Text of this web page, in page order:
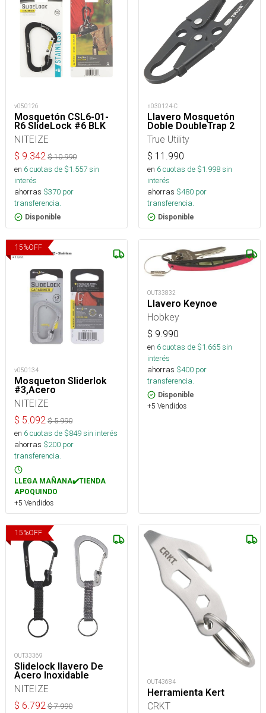
v050126
Mosquetón CSL6-01-
R6 SlideLock #6 BLK
NITEIZE
$ 9.342 $10.990
en 6cuotas de $1.557sin
interés
ahorras $370 por
transferencia.
Disponible
n030124-C
Llavero Mosquetón
Doble DoubleTrap 2
True Utility
$ 11.990
en 6cuotas de $1.998sin
interés
ahorras $480 por
transferencia.
Disponible
15%OFF
v050134
Mosqueton Sliderlok
#3,Acero
NITEIZE
$ 5.092 $5.990
en 6cuotas de $849sin interés
ahorras $200 por
transferencia.
LLEGA MAÑANA✔️TIENDA
APOQUINDO
+5 Vendidos
OUT33832
Llavero Keynoe
Hobkey
$ 9.990
en 6cuotas de $1.665sin
interés
ahorras $400 por
transferencia.
Disponible
+5 Vendidos
15%OFF
OUT33369
Slidelock llavero De
Acero Inoxidable
NITEIZE
$ 6.792 $7.990
OUT43684
Herramienta Kert
CRKT